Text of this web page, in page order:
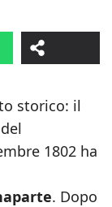
storico: il
1802 ha
. Dopo